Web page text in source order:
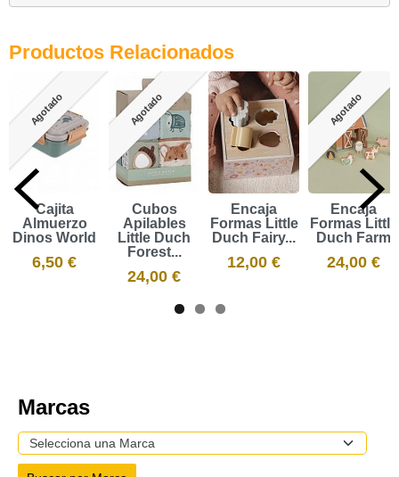
Productos Relacionados
Agotado
Cajita
Almuerzo
Dinos World
6,50 €
Agotado
Cubos
Apilables
Little Duch
Forest...
24,00 €
Encaja
Formas Little
Duch Fairy...
12,00 €
Agotado
Encaja
Formas Little
Duch Farm
24,00 €
Marcas